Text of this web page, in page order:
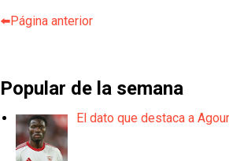
⬅️Página anterior
Popular de la semana
El dato que destaca a